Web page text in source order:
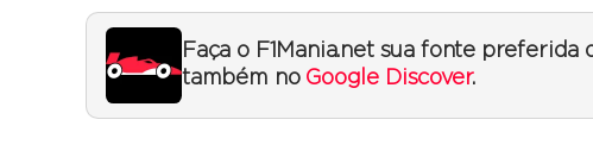
Faça o F1Mania.net sua fonte preferida
também no Google Discover.